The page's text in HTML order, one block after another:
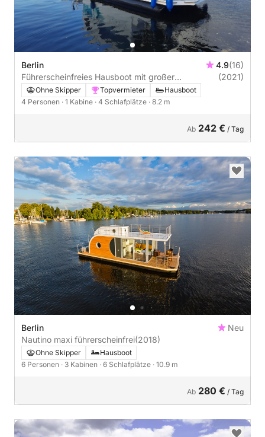
Berlin 4.9(16)
Führerscheinfreies Hausboot mit großer
Grillterrasse und Sonnendeck
(2021)
Ohne Skipper Topvermieter
Hausboot
4 Personen · 1 Kabine · 4 Schlafplätze · 8.2 m
Ab 242 € / Tag
Berlin
Neu
Nautino maxi führerscheinfrei(2018)
Ohne Skipper
Hausboot
6 Personen · 3 Kabinen · 6 Schlafplätze · 10.9 m
Ab 280 € / Tag